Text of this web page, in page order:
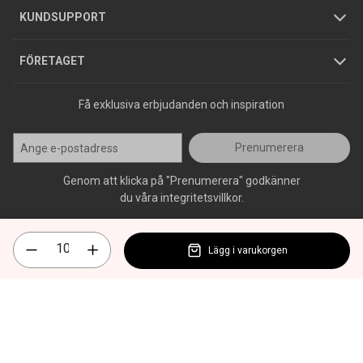
KUNDSUPPORT
Varumärken
FÖRETAGET
Jobba hos oss
Press
Få exklusiva erbjudanden och inspiration
Prenumerera
Genom att klicka på "Prenumerera" godkänner
du våra integritetsvillkor.
Lägg i varukorgen